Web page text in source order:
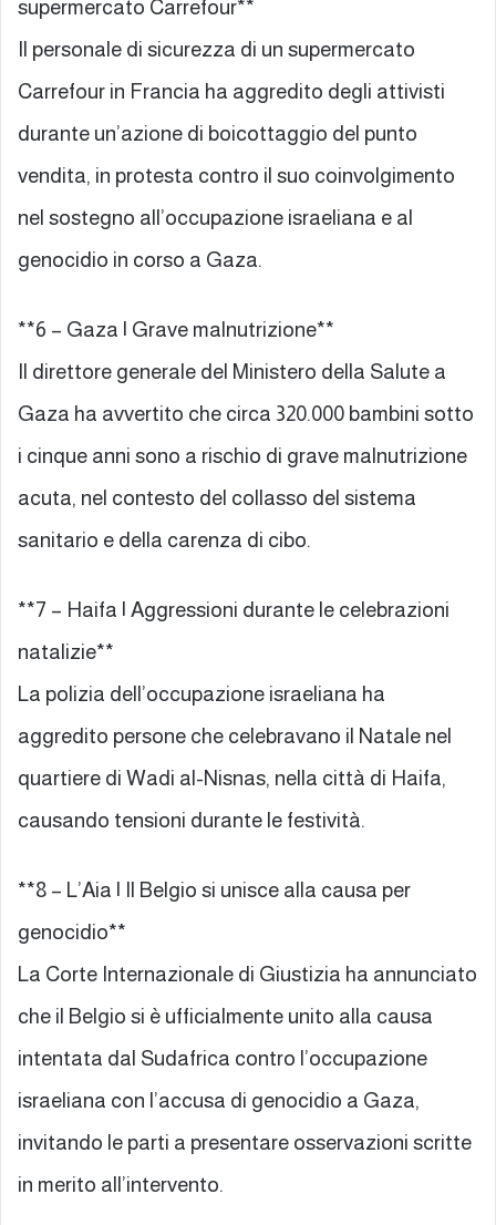
supermercato Carrefour**
Il personale di sicurezza di un supermercato
Carrefour in Francia ha aggredito degli attivisti
durante un’azione di boicottaggio del punto
vendita, in protesta contro il suo coinvolgimento
nel sostegno all’occupazione israeliana e al
genocidio in corso a Gaza.
**6 – Gaza | Grave malnutrizione**
Il direttore generale del Ministero della Salute a
Gaza ha avvertito che circa 320.000 bambini sotto
i cinque anni sono a rischio di grave malnutrizione
acuta, nel contesto del collasso del sistema
sanitario e della carenza di cibo.
**7 – Haifa | Aggressioni durante le celebrazioni
natalizie**
La polizia dell’occupazione israeliana ha
aggredito persone che celebravano il Natale nel
quartiere di Wadi al-Nisnas, nella città di Haifa,
causando tensioni durante le festività.
**8 – L’Aia | Il Belgio si unisce alla causa per
genocidio**
La Corte Internazionale di Giustizia ha annunciato
che il Belgio si è ufficialmente unito alla causa
intentata dal Sudafrica contro l’occupazione
israeliana con l’accusa di genocidio a Gaza,
invitando le parti a presentare osservazioni scritte
in merito all’intervento.